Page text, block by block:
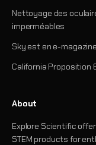
Nettoyage des
imperméables
Sky est en e-magazine
California Proposition
About
Explore Scientific
STEM products for